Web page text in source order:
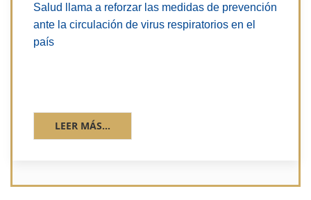
Salud llama a reforzar las medidas de prevención
ante la circulación de virus respiratorios en el
país
LEER MÁS...